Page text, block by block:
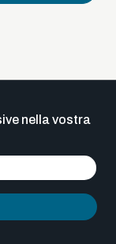
nella vostra